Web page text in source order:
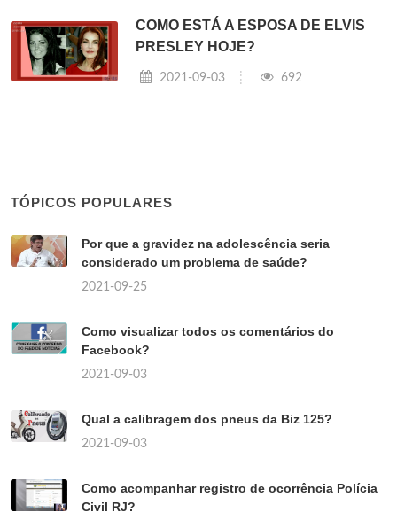
COMO ESTÁ A ESPOSA DE ELVIS
PRESLEY HOJE?
2021-09-03 692
TÓPICOS POPULARES
Por que a gravidez na adolescência seria
considerado um problema de saúde?
2021-09-25
Como visualizar todos os comentários do
Facebook?
2021-09-03
Qual a calibragem dos pneus da Biz 125?
2021-09-03
Como acompanhar registro de ocorrência Polícia
Civil RJ?